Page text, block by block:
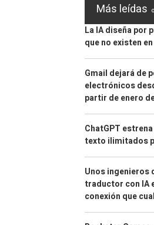
Más leídas
La IA diseña por
que no existen
Gmail dejará de
electrónicos
partir de enero
ChatGPT
texto ilimitados
Unos ingenieros
traductor con IA
conexión que